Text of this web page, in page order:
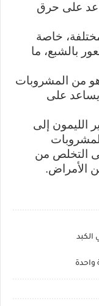
على حرق
خاصة
بالشبع، ما
من المشروبات
على
إلى
التخلص من
الأمراض.
واحدة